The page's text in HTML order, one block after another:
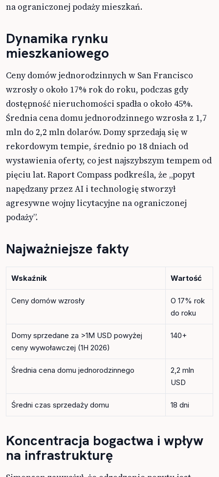
na ograniczonej podaży mieszkań.
Dynamika rynku
mieszkaniowego
Ceny domów jednorodzinnych w San Francisco
wzrosły o około 17% rok do roku, podczas gdy
dostępność nieruchomości spadła o około 45%.
Średnia cena domu jednorodzinnego wzrosła z 1,7
mln do 2,2 mln dolarów. Domy sprzedają się w
rekordowym tempie, średnio po 18 dniach od
wystawienia oferty, co jest najszybszym tempem od
pięciu lat. Raport Compass podkreśla, że „popyt
napędzany przez AI i technologię stworzył
agresywne wojny licytacyjne na ograniczonej
podaży”.
Najważniejsze fakty
Wskaźnik Wartość
Ceny domów wzrosły
O 17% rok
do roku
Domy sprzedane za >1M USD powyżej
ceny wywoławczej (1H 2026)
140+
Średnia cena domu jednorodzinnego
2,2 mln
USD
Średni czas sprzedaży domu 18 dni
Koncentracja bogactwa i wpływ
na infrastrukturę